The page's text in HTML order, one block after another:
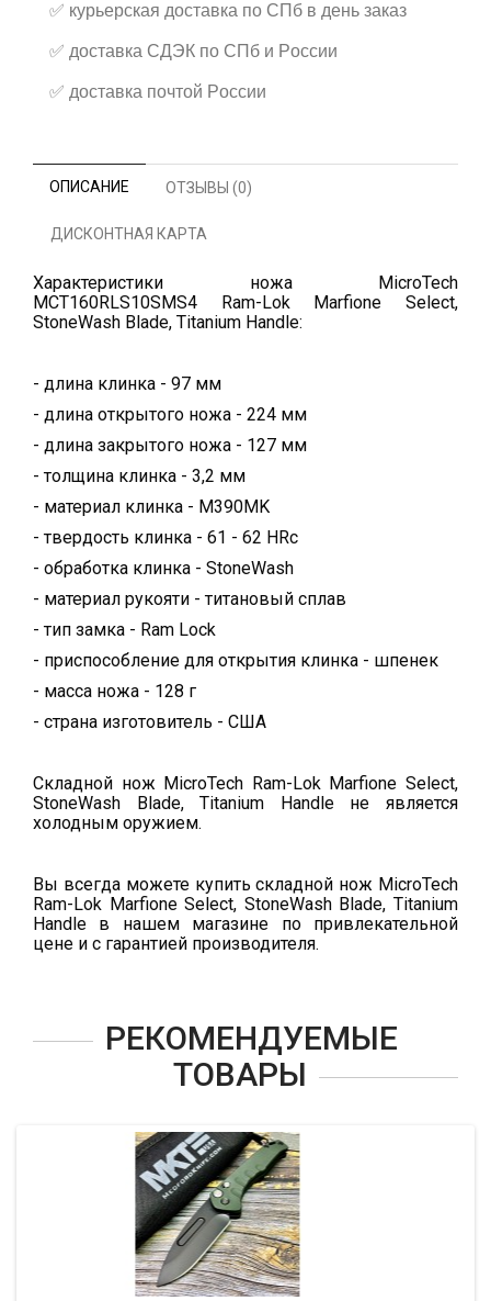
✅ курьерская доставка по СПб в день заказ
✅ доставка СДЭК по СПб и России
✅ доставка почтой России
ОПИСАНИЕ ОТЗЫВЫ (0)
ДИСКОНТНАЯ КАРТА
Характеристики ножа MicroTech
MCT160RLS10SMS4 Ram-Lok Marfione Select,
StoneWash Blade, Titanium Handle:
- длина клинка - 97 мм
- длина открытого ножа - 224 мм
- длина закрытого ножа - 127 мм
- толщина клинка - 3,2 мм
- материал клинка - M390MK
- твердость клинка - 61 - 62 HRc
- обработка клинка - StoneWash
- материал рукояти - титановый сплав
- тип замка - Ram Lock
- приспособление для открытия клинка - шпенек
- масса ножа - 128 г
- страна изготовитель - США
Складной нож MicroTech Ram-Lok Marfione Select,
StoneWash Blade, Titanium Handle не является
холодным оружием.
Вы всегда можете купить складной нож MicroTech
Ram-Lok Marfione Select, StoneWash Blade, Titanium
Handle в нашем магазине по привлекательной
цене и с гарантией производителя.
РЕКОМЕНДУЕМЫЕ
ТОВАРЫ